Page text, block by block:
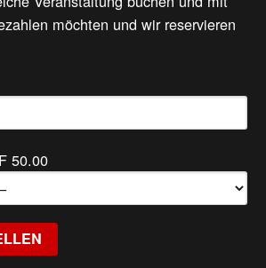
möchten und wir reservieren
50.00